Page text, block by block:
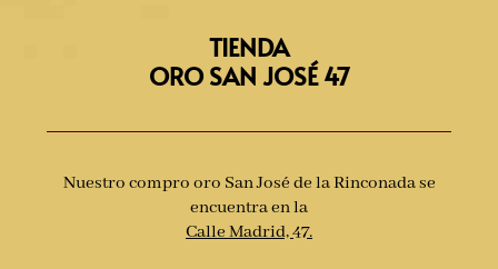
TIENDA
ORO SAN JOSÉ 47
Nuestro compro oro San José de la Rinconada se
encuentra en la
Calle Madrid, 47.